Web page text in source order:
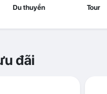
Du thuyền Tour
đãi